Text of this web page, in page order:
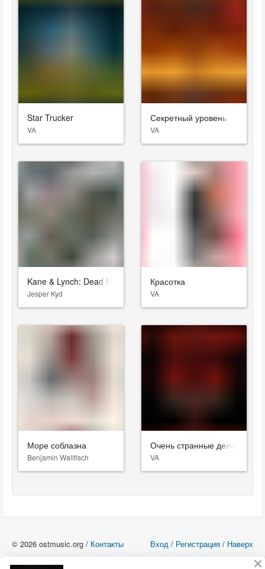
Star Trucker
VA
Секретный уровень
VA
Kane & Lynch: Dead Men
Jesper Kyd
Красотка
VA
Море соблазна
Benjamin Wallfisch
Очень странные дела
VA
Вход / Регистрация / Наверх
© 2026 ostmusic.org / Контакты